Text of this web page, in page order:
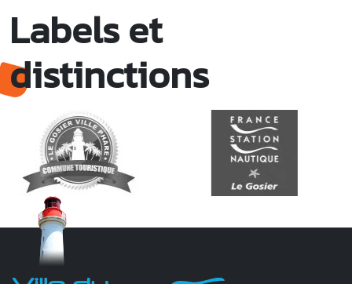
Labels et
distinctions